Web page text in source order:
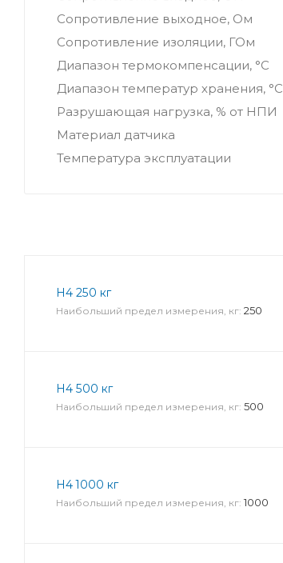
Н4 250 кг
Наибольший предел измерения, кг: 250
Н4 500 кг
Наибольший предел измерения, кг: 500
Н4 1000 кг
Наибольший предел измерения, кг: 1000
Сопротивление выходное, Ом
Сопротивление изоляции, ГОм
Диапазон термокомпенсации, °С
Диапазон температур хранения, °С
Разрушающая нагрузка, % от НПИ
Материал датчика
Температура эксплуатации